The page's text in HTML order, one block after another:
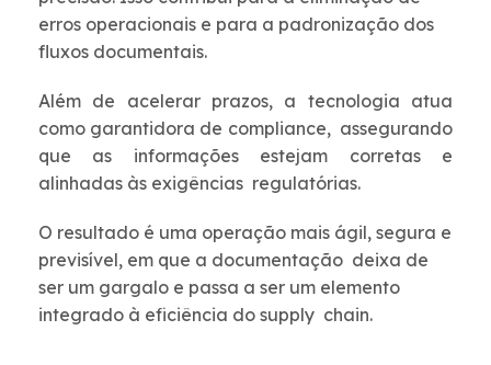
erros operacionais e para a padronização dos
fluxos documentais.
Além de acelerar prazos, a tecnologia atua
como garantidora de compliance, assegurando
que as informações estejam corretas e
alinhadas às exigências regulatórias.
O resultado é uma operação mais ágil, segura e
previsível, em que a documentação deixa de
ser um gargalo e passa a ser um elemento
integrado à eficiência do supply chain.